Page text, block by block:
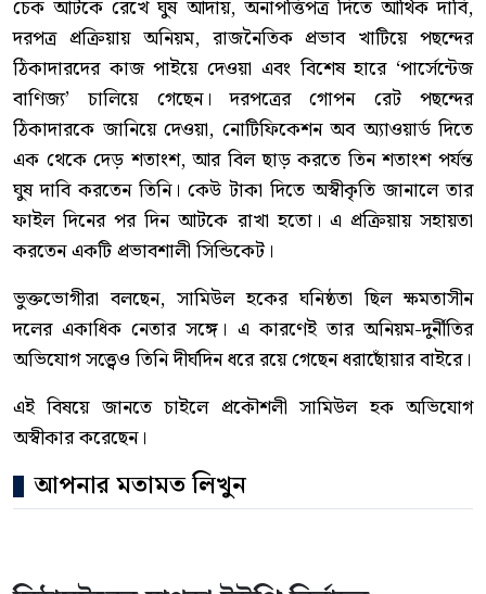
চেক আটকে রেখে ঘুষ আদায়, অনাপত্তিপত্র দিতে আর্থিক দাবি,
দরপত্র প্রক্রিয়ায় অনিয়ম, রাজনৈতিক প্রভাব খাটিয়ে পছন্দের
ঠিকাদারদের কাজ পাইয়ে দেওয়া এবং বিশেষ হারে ‘পার্সেন্টেজ
বাণিজ্য’ চালিয়ে গেছেন। দরপত্রের গোপন রেট পছন্দের
ঠিকাদারকে জানিয়ে দেওয়া, নোটিফিকেশন অব অ্যাওয়ার্ড দিতে
এক থেকে দেড় শতাংশ, আর বিল ছাড় করতে তিন শতাংশ পর্যন্ত
ঘুষ দাবি করতেন তিনি। কেউ টাকা দিতে অস্বীকৃতি জানালে তার
ফাইল দিনের পর দিন আটকে রাখা হতো। এ প্রক্রিয়ায় সহায়তা
করতেন একটি প্রভাবশালী সিন্ডিকেট।
ভুক্তভোগীরা বলছেন, সামিউল হকের ঘনিষ্ঠতা ছিল ক্ষমতাসীন
দলের একাধিক নেতার সঙ্গে। এ কারণেই তার অনিয়ম-দুর্নীতির
অভিযোগ সত্ত্বেও তিনি দীর্ঘদিন ধরে রয়ে গেছেন ধরাছোঁয়ার বাইরে।
এই বিষয়ে জানতে চাইলে প্রকৌশলী সামিউল হক অভিযোগ
অস্বীকার করেছেন।
আপনার মতামত লিখুন